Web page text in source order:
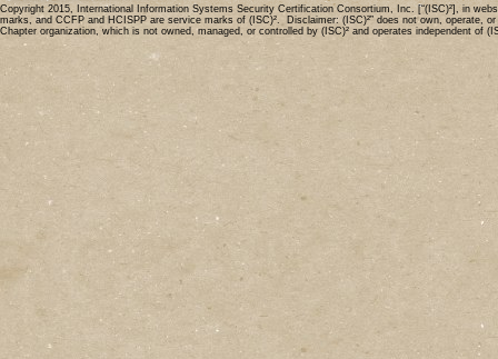
Copyright 2015, International Information Systems Security Certification Consortium, Inc. [“(ISC)²], in
marks, and CCFP and HCISPP are service marks of (ISC)². Disclaimer: (ISC)²” does not own,
Chapter organization, which is not owned, managed, or controlled by (ISC)² and operates independent of